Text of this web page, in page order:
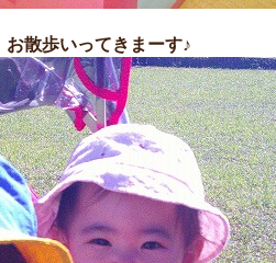
お散歩いってきまーす♪